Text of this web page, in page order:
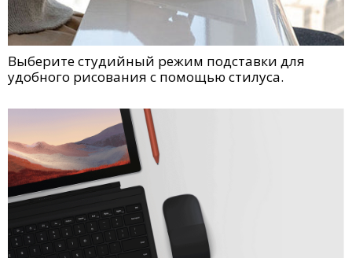
Выберите студийный режим подставки для
удобного рисования с помощью стилуса.